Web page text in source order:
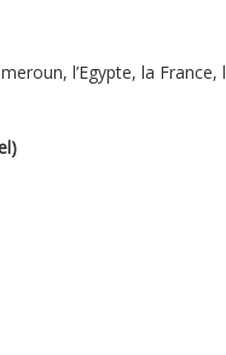
l’Egypte, la